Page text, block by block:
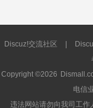
Discuz!交流社区
Copyright ©2026
电信
违法网站请勿向我司工作